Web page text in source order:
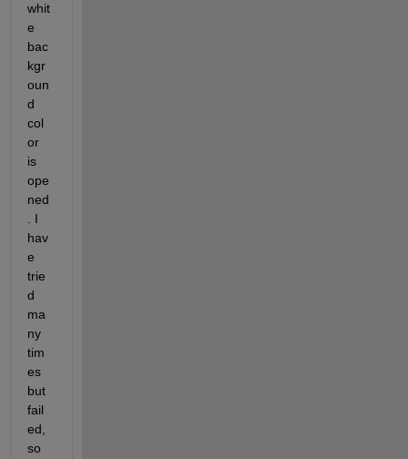
whit
e
bac
kgr
oun
d
col
or
is
ope
ned
. I
hav
e
trie
d
ma
ny
tim
es
but
fail
ed,
so